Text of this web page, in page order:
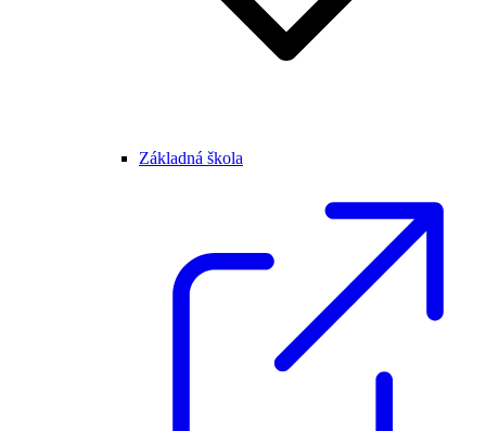
Základná škola